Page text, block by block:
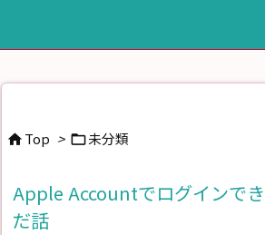
 Top > 未分類
Apple Accountでログインで
だ話